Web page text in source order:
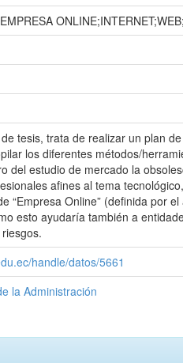
tesis, trata de realizar un plan
los diferentes métodos/
del estudio de mercado la
afines al tema
“Empresa Online” (definida por
esto ayudaría también a
handle/datos/5661
la Administración